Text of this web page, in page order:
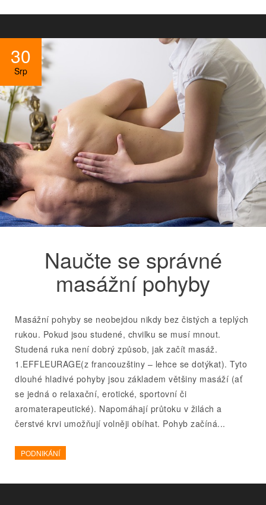
30
Srp
Naučte se správné
masážní pohyby
Masážní pohyby se neobejdou nikdy bez čistých a teplých
rukou. Pokud jsou studené, chvilku se musí mnout.
Studená ruka není dobrý způsob, jak začít masáž.
1.EFFLEURAGE(z francouzštiny – lehce se dotýkat). Tyto
dlouhé hladivé pohyby jsou základem většiny masáží (ať
se jedná o relaxační, erotické, sportovní či
aromaterapeutické). Napomáhají průtoku v žilách a
čerstvé krvi umožňují volněji obíhat. Pohyb začíná...
PODNIKÁNÍ